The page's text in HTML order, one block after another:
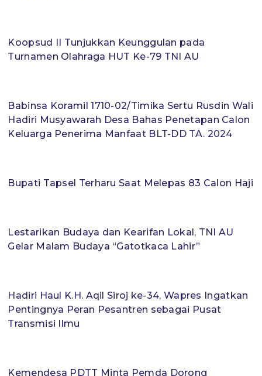
Koopsud II Tunjukkan Keunggulan pada
Turnamen Olahraga HUT Ke-79 TNI AU
Babinsa Koramil 1710-02/Timika Sertu Rusdin Wali
Hadiri Musyawarah Desa Bahas Penetapan Calon
Keluarga Penerima Manfaat BLT-DD TA. 2024
Bupati Tapsel Terharu Saat Melepas 83 Calon Haji
Lestarikan Budaya dan Kearifan Lokal, TNI AU
Gelar Malam Budaya “Gatotkaca Lahir”
Hadiri Haul K.H. Aqil Siroj ke-34, Wapres Ingatkan
Pentingnya Peran Pesantren sebagai Pusat
Transmisi Ilmu
Kemendesa PDTT Minta Pemda Dorong